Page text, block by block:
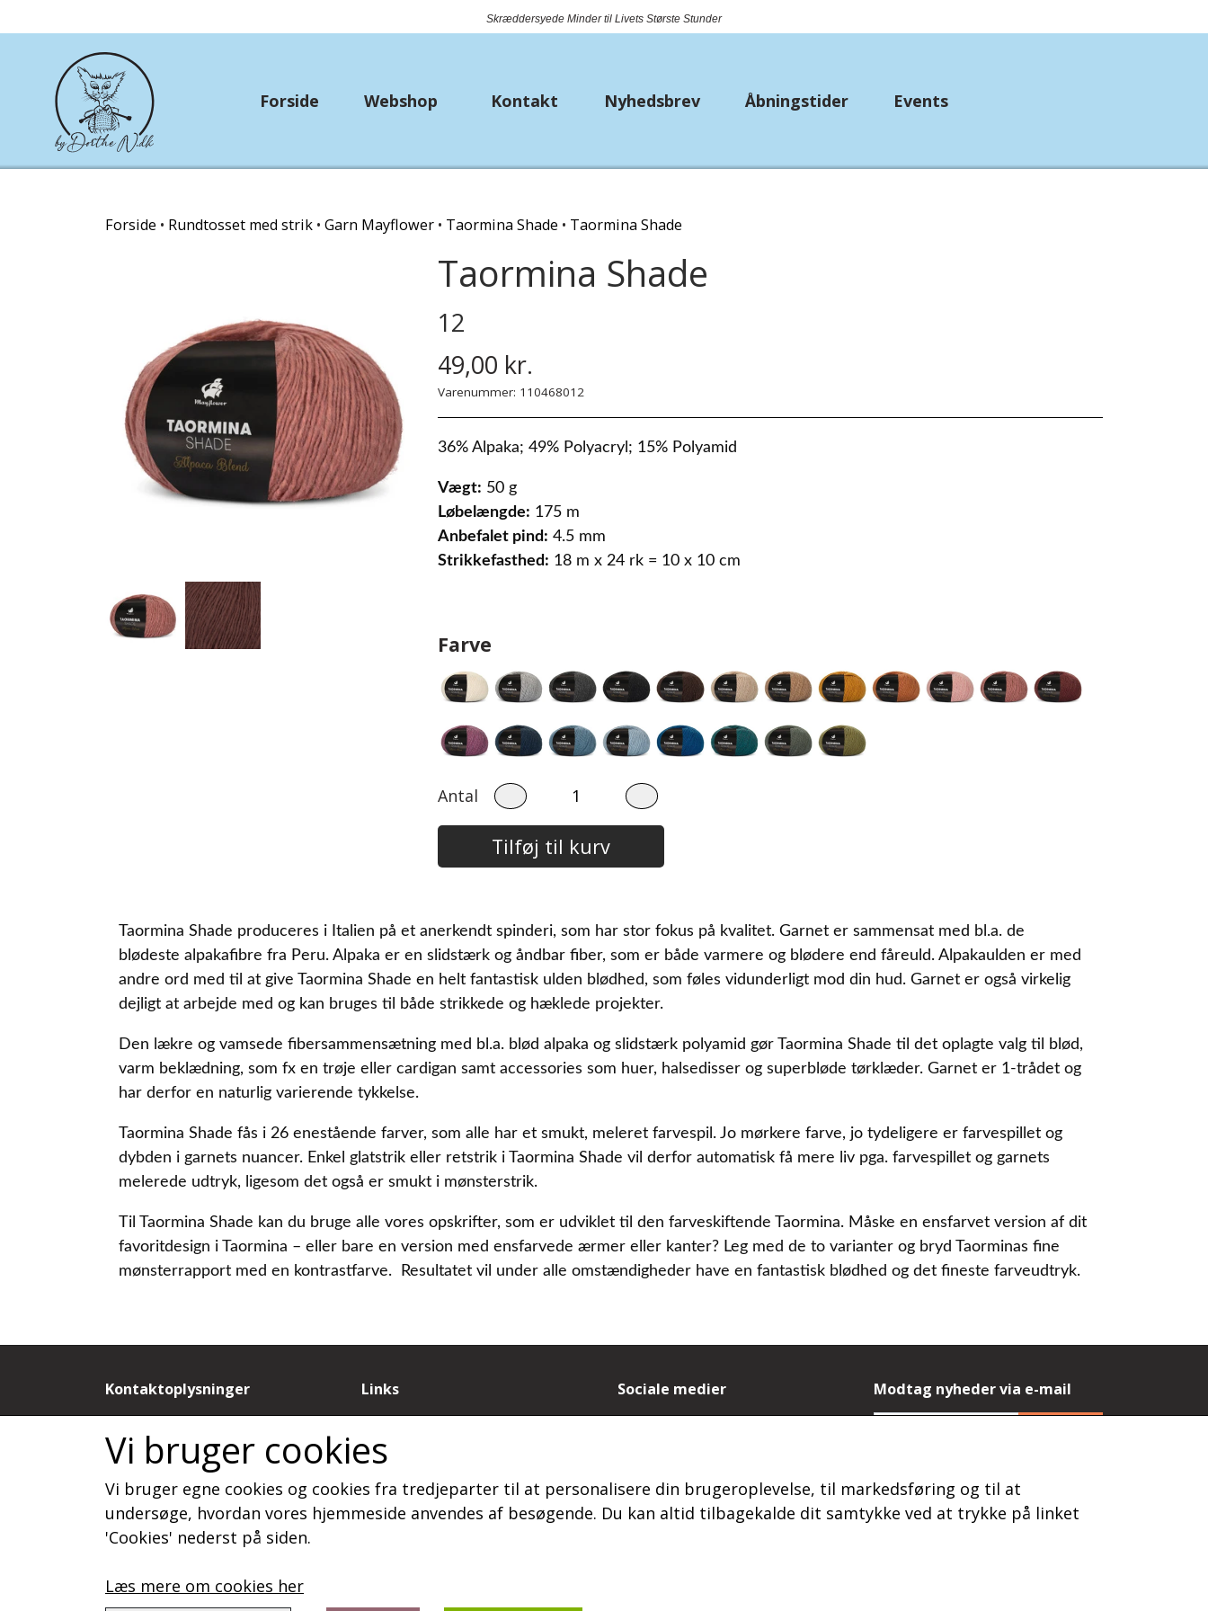
Skræddersyede Minder til Livets Største Stunder
Forside Webshop
OUTLET
Garn Gründl
Garn Lana Grossa
Garn Mayflower
Garn Mondial
Strømpegarn
Opskrifter
Tilbehør
Garnskåle
Bio Lana
Piuma
Hækle/strikkekit dyr
Bånd
Jersey
Baby 0 - 3 år.
Bodystocking
Savlesmække
Børn str. 2 - 8 år
Strik
Pyntekraver
Events
Kontakt Nyhedsbrev Åbningstider Events
Forside Rundtosset med strik Garn Mayflower Taormina Shade Taormina Shade
Taormina Shade
12
49,00 kr.
Varenummer: 110468012
36% Alpaka; 49% Polyacryl; 15% Polyamid
Vægt: 50 g
Løbelængde: 175 m
Anbefalet pind: 4.5 mm
Strikkefasthed: 18 m x 24 rk = 10 x 10 cm
Farve
Antal
Tilføj til kurv
Taormina Shade produceres i Italien på et anerkendt spinderi, som har stor fokus på kvalitet. Garnet er sammensat med bl.a. de
blødeste alpakafibre fra Peru. Alpaka er en slidstærk og åndbar fiber, som er både varmere og blødere end fåreuld. Alpakaulden er med
andre ord med til at give Taormina Shade en helt fantastisk ulden blødhed, som føles vidunderligt mod din hud. Garnet er også virkelig
dejligt at arbejde med og kan bruges til både strikkede og hæklede projekter.
Den lækre og vamsede fibersammensætning med bl.a. blød alpaka og slidstærk polyamid gør Taormina Shade til det oplagte valg til blød,
varm beklædning, som fx en trøje eller cardigan samt accessories som huer, halsedisser og superbløde tørklæder. Garnet er 1-trådet og
har derfor en naturlig varierende tykkelse.
Taormina Shade fås i 26 enestående farver, som alle har et smukt, meleret farvespil. Jo mørkere farve, jo tydeligere er farvespillet og
dybden i garnets nuancer. Enkel glatstrik eller retstrik i Taormina Shade vil derfor automatisk få mere liv pga. farvespillet og garnets
melerede udtryk, ligesom det også er smukt i mønsterstrik.
Til Taormina Shade kan du bruge alle vores opskrifter, som er udviklet til den farveskiftende Taormina. Måske en ensfarvet version af dit
favoritdesign i Taormina – eller bare en version med ensfarvede ærmer eller kanter? Leg med de to varianter og bryd Taorminas fine
mønsterrapport med en kontrastfarve. Resultatet vil under alle omstændigheder have en fantastisk blødhed og det fineste farveudtryk.
Kontaktoplysninger
Sandagervej 9B
9430 Vadum
Telefon: 20886788
CVR: 19815277
Links
Cookies
Fortrydelse og reklamation
Kunde login
Om os
Sociale medier Modtag nyheder via e-mail
Vi bruger cookies
Vi bruger egne cookies og cookies fra tredjeparter til at personalisere din brugeroplevelse, til markedsføring og til at
undersøge, hvordan vores hjemmeside anvendes af besøgende. Du kan altid tilbagekalde dit samtykke ved at trykke på linket
'Cookies' nederst på siden.
Læs mere om cookies her